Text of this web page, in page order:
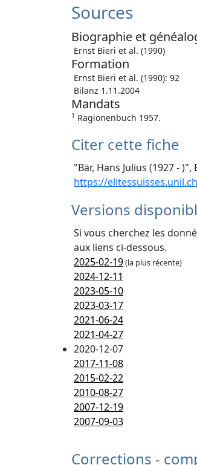
Sources
Biographie et
Ernst Bieri et al. (1990)
Formation
Ernst Bieri et al. (1990): 92
Bilanz 1.11.2004
Mandats
1 Ragionenbuch 1957.
Citer cette fiche
"Bär, Hans Julius (1927 -
https://
Versions
Si vous cherchez les
aux liens ci-dessous.
2025-02-19(la plus récente)
2024-12-11
2023-05-10
2023-03-17
2021-06-24
2021-04-27
2020-12-07
2017-11-08
2015-02-22
2010-08-27
2007-12-19
2007-09-03
Corrections -